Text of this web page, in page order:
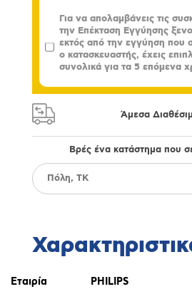
Για να απολαμβάνεις τις
την Επέκταση Εγγύησης
εκτός από την εγγύηση που
ο κατασκευαστής, έχεις
συνολικά για τα 5 επόμενα
Άμεσα
Βρές ένα κατάστημα που
Εταιρία PHILIPS